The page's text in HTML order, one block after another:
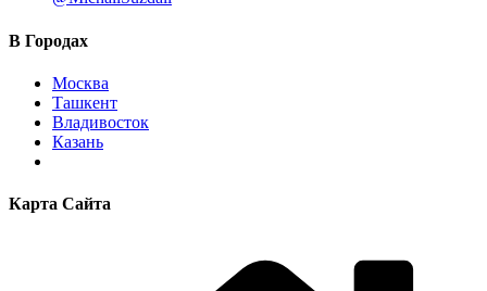
В Городах
Москва
Ташкент
Владивосток
Казань
Карта Сайта